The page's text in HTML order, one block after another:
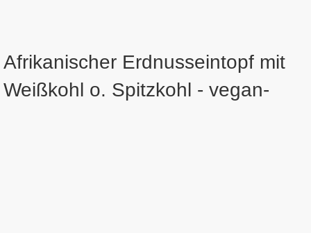
Afrikanischer Erdnusseintopf mit
Weißkohl o. Spitzkohl - vegan-